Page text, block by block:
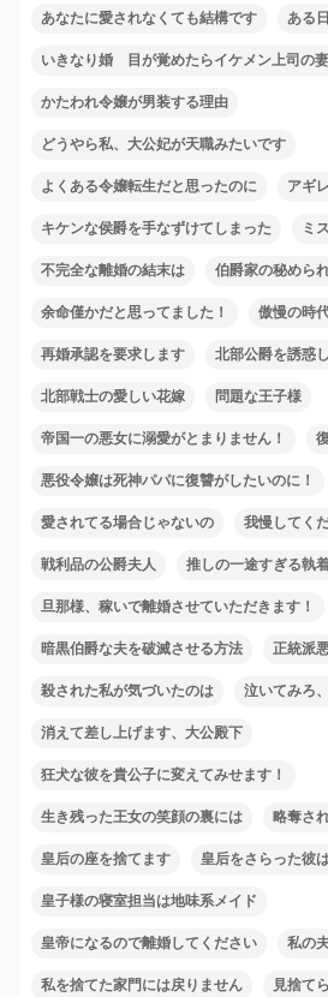
あなたに愛されなくても結構です ある
いきなり婚 目が覚めたらイケメン上司の
かたわれ令嬢が男装する理由
どうやら私、大公妃が天職みたいです
よくある令嬢転生だと思ったのに アギ
キケンな侯爵を手なずけてしまった ミ
不完全な離婚の結末は 伯爵家の秘めら
余命僅かだと思ってました！ 傲慢の時
再婚承認を要求します 北部公爵を誘惑
北部戦士の愛しい花嫁 問題な王子様
帝国一の悪女に溺愛がとまりません！
悪役令嬢は死神パパに復讐がしたいのに！
愛されてる場合じゃないの 我慢してく
戦利品の公爵夫人 推しの一途すぎる執
旦那様、稼いで離婚させていただきます！
暗黒伯爵な夫を破滅させる方法 正統派
殺された私が気づいたのは 泣いてみろ
消えて差し上げます、大公殿下
狂犬な彼を貴公子に変えてみせます！
生き残った王女の笑顔の裏には 略奪さ
皇后の座を捨てます 皇后をさらった彼
皇子様の寝室担当は地味系メイド
皇帝になるので離婚してください 私の
私を捨てた家門には戻りません 見捨て